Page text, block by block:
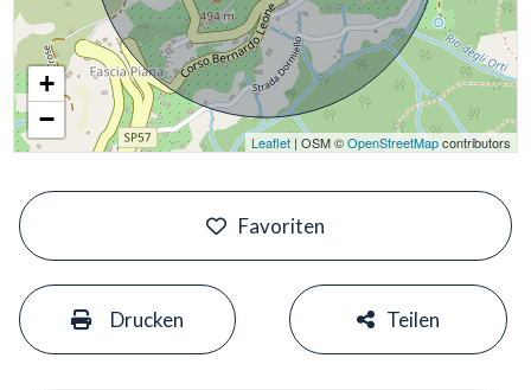
+
−
Leaflet| OSM ©OpenStreetMapcontributors
Favoriten
Drucken Teilen